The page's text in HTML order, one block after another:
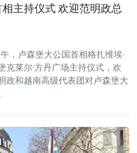
主持仪式 欢迎范明政总
，卢森堡大公国首相格扎维埃·
克莱尔·方丹广场主持仪式，欢
政和越南高级代表团对卢森堡大